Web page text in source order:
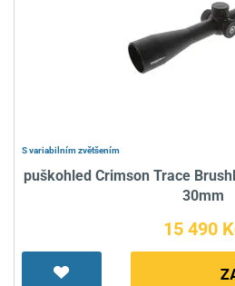
S variabilním zvětšením
puškohled Crimson Trace
30mm
15 490